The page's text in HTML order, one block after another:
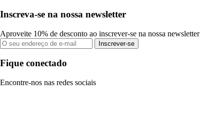
Inscreva-se na nossa newsletter
Aproveite 10% de desconto ao inscrever-se na nossa newsletter
Inscrever-se
Fique conectado
Encontre-nos nas redes sociais